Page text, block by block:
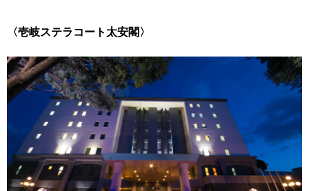
〈壱岐ステラコート太安閣〉